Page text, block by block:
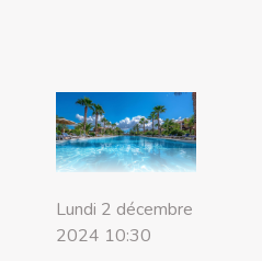
Lundi 2 décembre
2024 10:30